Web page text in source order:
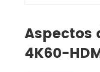
Aspectos
4K60-